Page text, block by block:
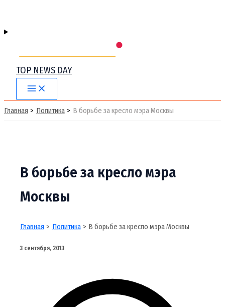
TOP NEWS DAY
Main
Menu
Главная Политика В борьбе за кресло мэра Москвы
В борьбе за кресло мэра
Москвы
Главная Политика В борьбе за кресло мэра Москвы
3 сентября, 2013